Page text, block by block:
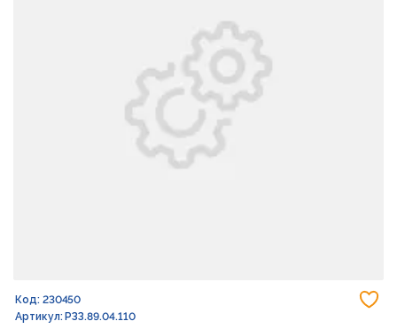
Код: 230450
Артикул: РЗЗ.89.04.110